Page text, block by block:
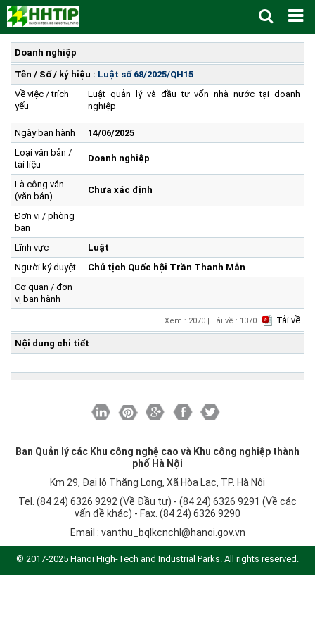
Trang Chủ
Giới thiệu
Lịch sử hình thành và phát triển
Lãnh đạo Ban Quản lý
Cơ cấu tổ chức
Chức năng, nhiệm vụ
Tin tức - sự kiện ▼
Chính sách mới
Doanh nghiệp
Hợp tác quốc tế
Đào tạo và Nghiên cứu
Quy hoạch tổng thể
Quy hoạch khu chức năng
Ưu thế ▼
Cơ sở hạ tầng
Cơ chế ưu đãi đầu tư
Nguồn nhân lực
Nhà đầu tư
Hướng dẫn đầu tư
Trình tự, thủ tục đầu tư
Lĩnh vực đầu tư
Quản lý và vận hành dự án đầu tư
Văn bản pháp luật ▼
Doanh nghiệp
Đất đai
Đầu tư
Lao động
Ưu đãi đầu tư
Văn bản khác
Thông báo
Thông báo chung
Tuyển dụng
Công khai ngân sách
Dữ liệu mở
FAQs
Liên hệ - Liên kết
Liên hệ
Doanh nghiệp
Tên / Số / ký hiệu : Luật số 68/2025/QH15
Về việc / trích
yếu
Luật quản lý và đầu tư vốn nhà nước tại doanh
nghiệp
Ngày ban hành
14/06/2025
Loại văn bản /
tài liệu
Doanh nghiệp
Là công văn
(văn bản)
Chưa xác định
Đơn vị / phòng
ban
Lĩnh vực
Luật
Người ký duyệt
Chủ tịch Quốc hội Trần Thanh Mẫn
Cơ quan / đơn
vị ban hành
Xem : 2070 | Tải về : 1370 Tải về
Nội dung chi tiết
Ban Quản lý các Khu công nghệ cao và Khu công nghiệp thành
phố Hà Nội
Km 29, Đại lộ Thăng Long, Xã Hòa Lạc, TP. Hà Nội
Tel. (84 24) 6326 9292 (Về Đầu tư) - (84 24) 6326 9291 (Về các
vấn đề khác) - Fax. (84 24) 6326 9290
Email : vanthu_bqlkcnchl@hanoi.gov.vn
© 2017-2025 Hanoi High-Tech and Industrial Parks. All rights reserved.